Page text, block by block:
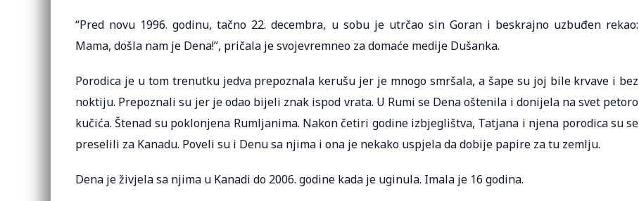
“Pred novu 1996. godinu, tačno 22. decembra, u sobu je utrčao sin Goran i beskrajno uzbuđen rekao:
Mama, došla nam je Dena!”, pričala je svojevremneo za domaće medije Dušanka.
Porodica je u tom trenutku jedva prepoznala kerušu jer je mnogo smršala, a šape su joj bile krvave i bez
noktiju. Prepoznali su jer je odao bijeli znak ispod vrata. U Rumi se Dena oštenila i donijela na svet petoro
kučića. Štenad su poklonjena Rumljanima. Nakon četiri godine izbjeglištva, Tatjana i njena porodica su se
preselili za Kanadu. Poveli su i Denu sa njima i ona je nekako uspjela da dobije papire za tu zemlju.
Dena je živjela sa njima u Kanadi do 2006. godine kada je uginula. Imala je 16 godina.